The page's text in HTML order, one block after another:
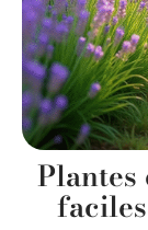
Plantes